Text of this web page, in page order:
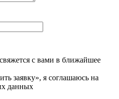
с вами в ближайшее
заявку», я соглашаюсь на
данных